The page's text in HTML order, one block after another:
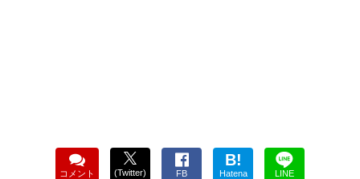
コメント (Twitter) FB
B!
Hatena LINE